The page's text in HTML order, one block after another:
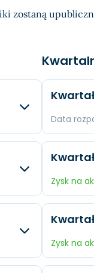
zostaną
Data
Dochód
Zysk na
Dochód
Zysk na